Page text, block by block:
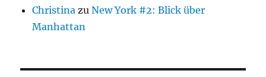
Christina zuNew York #2: Blick über
Manhattan